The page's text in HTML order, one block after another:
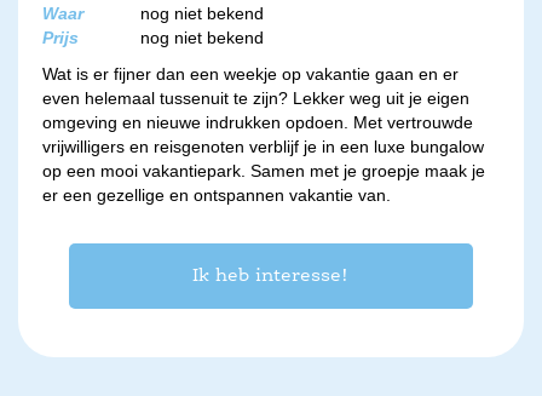
Waar
nog niet bekend
Prijs
nog niet bekend
Wat is er fijner dan een weekje op vakantie gaan en er
even helemaal tussenuit te zijn? Lekker weg uit je eigen
omgeving en nieuwe indrukken opdoen. Met vertrouwde
vrijwilligers en reisgenoten verblijf je in een luxe bungalow
op een mooi vakantiepark. Samen met je groepje maak je
er een gezellige en ontspannen vakantie van.
Ik heb interesse!